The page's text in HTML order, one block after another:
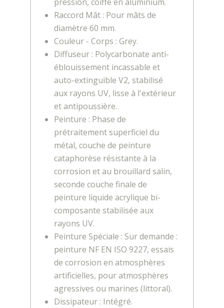
Raccord Mât : Pour mâts de
diamètre 60 mm.
Couleur - Corps : Grey.
Diffuseur : Polycarbonate anti-
éblouissement incassable et
auto-extinguible V2, stabilisé
aux rayons UV, lisse à l'extérieur
et antipoussière.
Peinture : Phase de
prétraitement superficiel du
métal, couche de peinture
cataphorèse résistante à la
corrosion et au brouillard salin,
seconde couche finale de
peinture liquide acrylique bi-
composante stabilisée aux
rayons UV.
Peinture Spéciale : Sur demande :
peinture NF EN ISO 9227, essais
de corrosion en atmosphères
artificielles, pour atmosphères
agressives ou marines (littoral).
Dissipateur : Intégré.